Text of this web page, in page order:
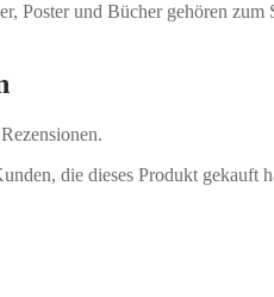
Poster und Bücher gehören zum
die dieses Produkt gekauft